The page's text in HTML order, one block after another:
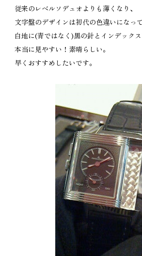
従来のレベルソデュオよりも薄くなり、
文字盤のデザインは初代の色違いになっ
白地に(青ではなく)黒の針とインデック
本当に見やすい！素晴らしい。
早くおすすめしたいです。